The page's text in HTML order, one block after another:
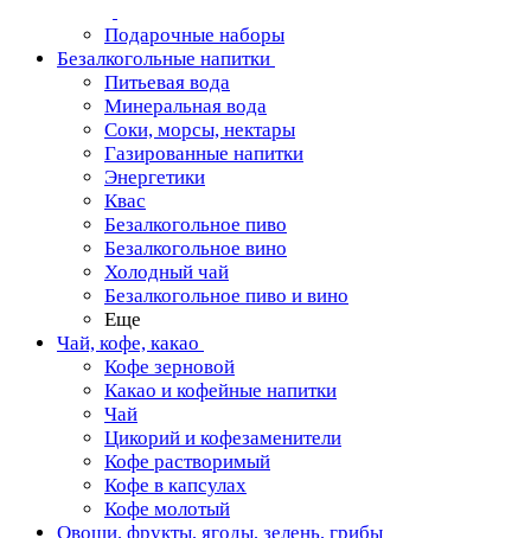
Подарочные наборы
Безалкогольные напитки
Питьевая вода
Минеральная вода
Соки, морсы, нектары
Газированные напитки
Энергетики
Квас
Безалкогольное пиво
Безалкогольное вино
Холодный чай
Безалкогольное пиво и вино
Еще
Чай, кофе, какао
Кофе зерновой
Какао и кофейные напитки
Чай
Цикорий и кофезаменители
Кофе растворимый
Кофе в капсулах
Кофе молотый
Овощи, фрукты, ягоды, зелень, грибы